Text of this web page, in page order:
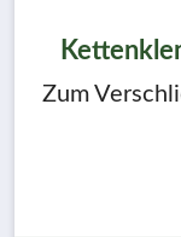
Zum